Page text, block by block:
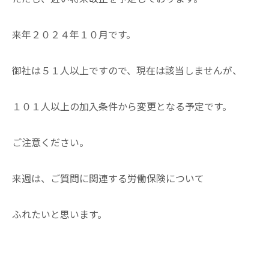
来年２０２４年１０月です。
御社は５１人以上ですので、現在は該当しませんが、
１０１人以上の加入条件から変更となる予定です。
ご注意ください。
来週は、ご質問に関連する労働保険について
ふれたいと思います。